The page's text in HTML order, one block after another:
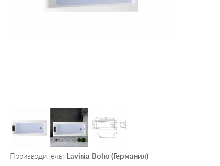
Производитель: Lavinia Boho (Германия)